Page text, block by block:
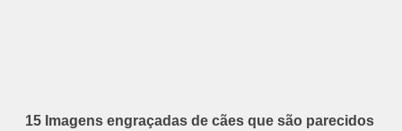
15 Imagens engraçadas de cães que são parecidos